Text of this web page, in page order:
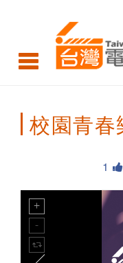
Taiwan
Cinema
校園青春
1